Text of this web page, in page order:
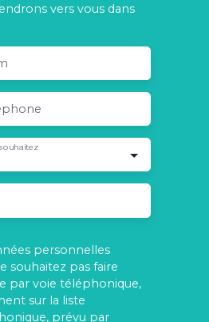
vers vous dans
personnelles
souhaitez pas faire
par voie téléphonique,
sur la liste
prévu par